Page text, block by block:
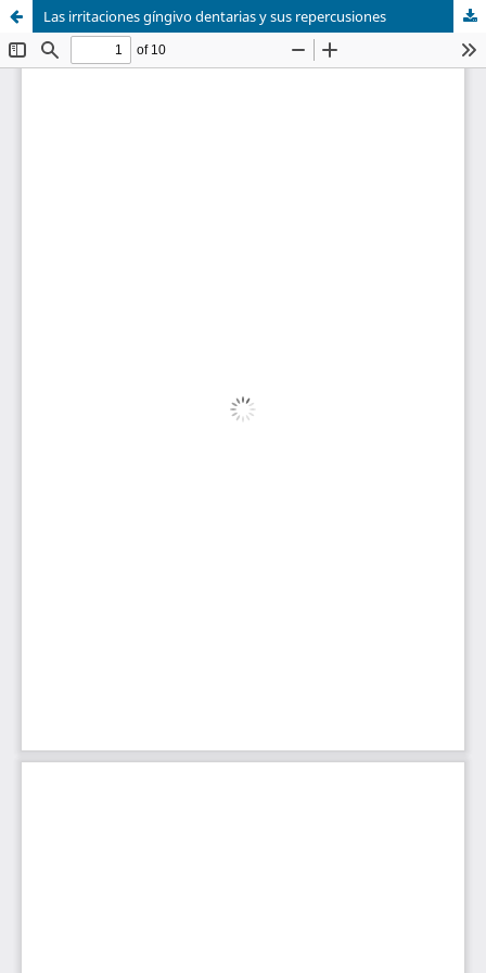
Las irritaciones gíngivo dentarias y sus repercusiones